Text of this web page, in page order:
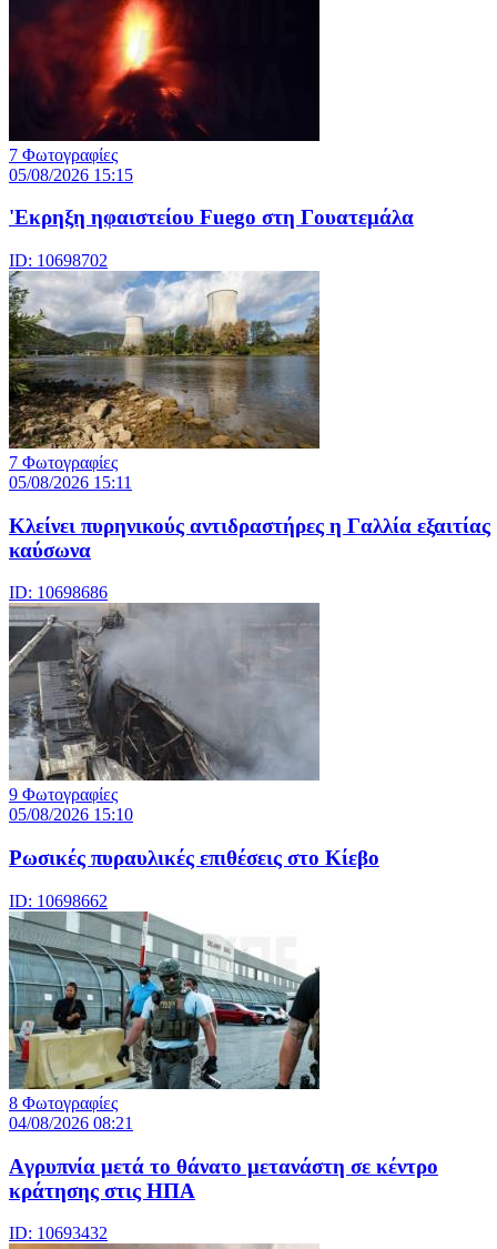
7 Φωτογραφίες
05/08/2026 15:15
'Εκρηξη ηφαιστείου Fuego στη Γουατεμάλα
ID: 10698702
7 Φωτογραφίες
05/08/2026 15:11
Κλείνει πυρηνικούς αντιδραστήρες η Γαλλία εξαιτίας
καύσωνα
ID: 10698686
9 Φωτογραφίες
05/08/2026 15:10
Ρωσικές πυραυλικές επιθέσεις στο Κίεβο
ID: 10698662
8 Φωτογραφίες
04/08/2026 08:21
Aγρυπνία μετά το θάνατο μετανάστη σε κέντρο
κράτησης στις ΗΠΑ
ID: 10693432